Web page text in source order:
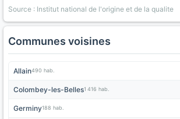
Source : Institut national de l'origine et de la qualite
Communes voisines
Allain490 hab.
Colombey-les-Belles1 416 hab.
Germiny188 hab.